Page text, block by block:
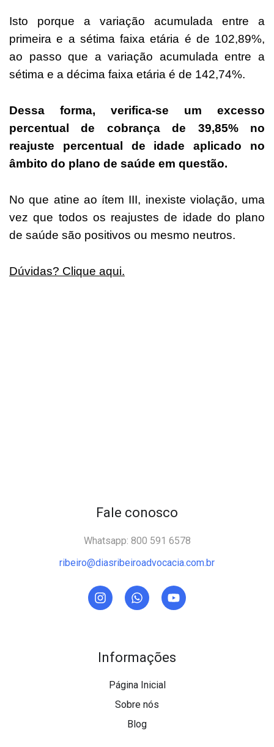
Isto porque a variação acumulada entre a
primeira e a sétima faixa etária é de 102,89%,
ao passo que a variação acumulada entre a
sétima e a décima faixa etária é de 142,74%.
Dessa forma, verifica-se um excesso
percentual de cobrança de 39,85% no
reajuste percentual de idade aplicado no
âmbito do plano de saúde em questão.
No que atine ao ítem III, inexiste violação, uma
vez que todos os reajustes de idade do plano
de saúde são positivos ou mesmo neutros.
Dúvidas? Clique aqui.
Informações
Página Inicial
Sobre nós
Blog
Fale conosco
Whatsapp: 800 591 6578
ribeiro@diasribeiroadvocacia.com.br